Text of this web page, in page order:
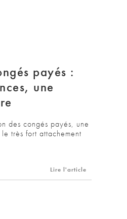
payés :
une
des congés payés, une
très fort attachement
Lire l'article